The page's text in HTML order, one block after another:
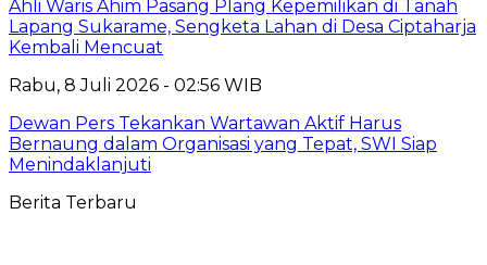
Ahli Waris Ahim Pasang Plang Kepemilikan di Tanah
Lapang Sukarame, Sengketa Lahan di Desa Ciptaharja
Kembali Mencuat
Rabu, 8 Juli 2026 - 02:56 WIB
Dewan Pers Tekankan Wartawan Aktif Harus
Bernaung dalam Organisasi yang Tepat, SWI Siap
Menindaklanjuti
Berita Terbaru